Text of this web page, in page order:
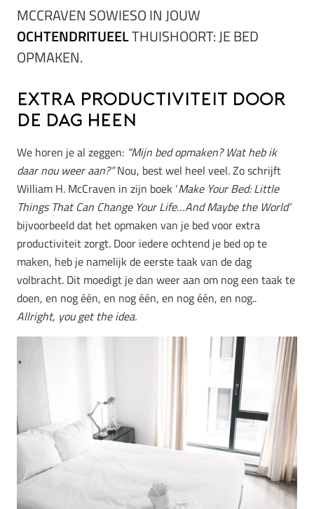
MCCRAVEN SOWIESO IN JOUW
OCHTENDRITUEELTHUISHOORT: JE BED
OPMAKEN.
Extra productiviteit door
de dag heen
We horen je al zeggen: “Mijn bed opmaken? Wat heb ik
daar nou weer aan?”Nou, best wel heel veel. Zo schrijft
William H. McCraven in zijn boek ‘Make Your Bed: Little
Things That Can Change Your Life…And Maybe the World’
bijvoorbeeld dat het opmaken van je bed voor extra
productiviteit zorgt. Door iedere ochtend je bed op te
maken, heb je namelijk de eerste taak van de dag
volbracht. Dit moedigt je dan weer aan om nog een taak te
doen, en nog één, en nog één, en nog één, en nog..
Allright, you get the idea.